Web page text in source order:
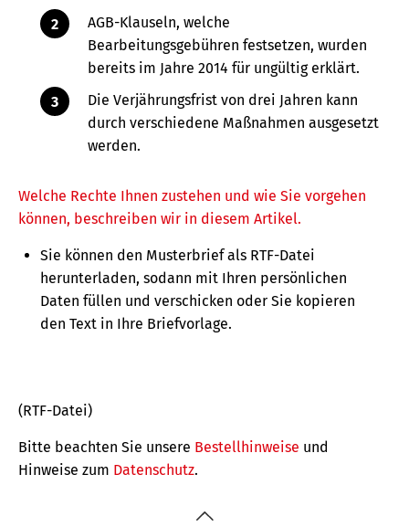
AGB-Klauseln, welche
Bearbeitungsgebühren festsetzen, wurden
bereits im Jahre 2014 für ungültig erklärt.
Die Verjährungsfrist von drei Jahren kann
durch verschiedene Maßnahmen ausgesetzt
werden.
Welche Rechte Ihnen zustehen und wie Sie vorgehen
können, beschreiben wir in diesem Artikel.
Sie können den Musterbrief als RTF-Datei
herunterladen, sodann mit Ihren persönlichen
Daten füllen und verschicken oder Sie kopieren
den Text in Ihre Briefvorlage.
(RTF-Datei)
Bitte beachten Sie unsere Bestellhinweise und
Hinweise zum Datenschutz.